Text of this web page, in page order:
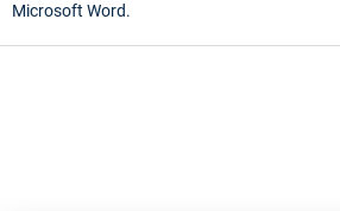
Microsoft Word.